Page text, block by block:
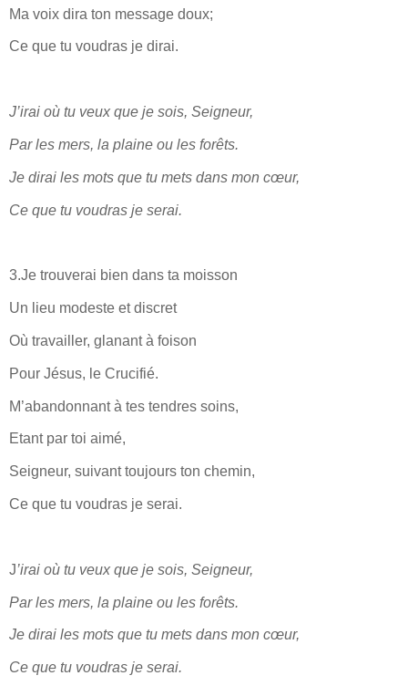
Ma voix dira ton message doux;
Ce que tu voudras je dirai.
J’irai où tu veux que je sois, Seigneur,
Par les mers, la plaine ou les forêts.
Je dirai les mots que tu mets dans mon cœur,
Ce que tu voudras je serai.
3.Je trouverai bien dans ta moisson
Un lieu modeste et discret
Où travailler, glanant à foison
Pour Jésus, le Crucifié.
M’abandonnant à tes tendres soins,
Etant par toi aimé,
Seigneur, suivant toujours ton chemin,
Ce que tu voudras je serai.
J’irai où tu veux que je sois, Seigneur,
Par les mers, la plaine ou les forêts.
Je dirai les mots que tu mets dans mon cœur,
Ce que tu voudras je serai.